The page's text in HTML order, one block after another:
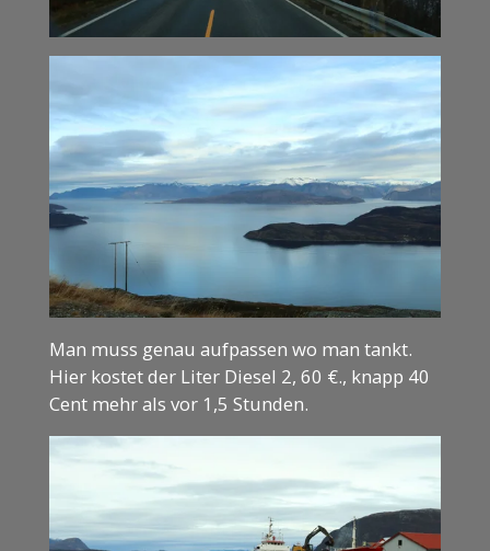
Man muss genau aufpassen wo man tankt.
Hier kostet der Liter Diesel 2, 60 €., knapp 40
Cent mehr als vor 1,5 Stunden.